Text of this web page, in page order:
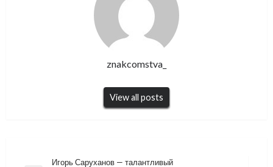
znakcomstva_
View all posts
Навигация
Игорь Саруханов — талантливый